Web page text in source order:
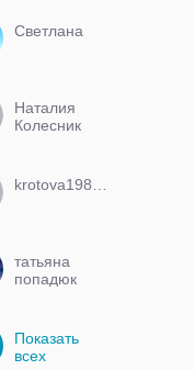
Светлана
Наталия
Колесник
татьяна
попадюк
Показать
всех